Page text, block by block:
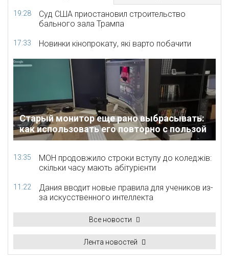
19:28
Суд США приостановил строительство
бального зала Трампа
17:33 Новинки кінопрокату, які варто побачити
Старый монитор еще рано выбрасывать:
как использовать его повторно с пользой
13:35
МОН продовжило строки вступу до коледжів:
скільки часу мають абітурієнти
11:22
Дания вводит новые правила для учеников из-
за искусственного интеллекта
Все новости
Лента новостей